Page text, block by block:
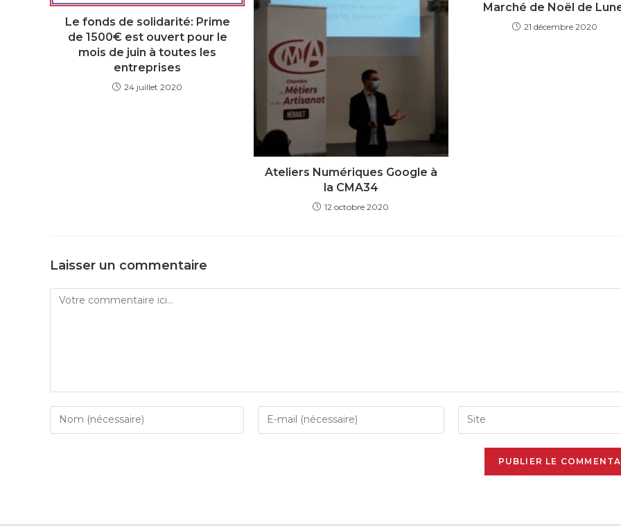
Le fonds de solidarité: Prime
de 1500€ est ouvert pour le
mois de juin à toutes les
entreprises
24 juillet 2020
Ateliers Numériques Google à
la CMA34
12 octobre 2020
Marché de Noël de
21 décembre 2020
Laisser un commentaire